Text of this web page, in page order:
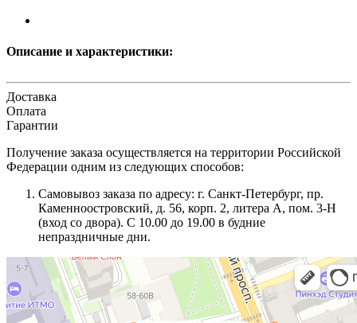
Описание и характеристики:
Доставка
Оплата
Гарантии
Получение заказа осуществляется на территории Российской
Федерации одним из следующих способов:
Самовывоз заказа по адресу: г. Санкт-Петербург, пр.
Каменноостровский, д. 56, корп. 2, литера А, пом. 3-Н
(вход со двора). С 10.00 до 19.00 в будние
непраздничные дни.